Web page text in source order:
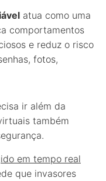
atua como uma
comportamentos
e reduz o risco
fotos,
ir além da
também
em tempo real
que invasores